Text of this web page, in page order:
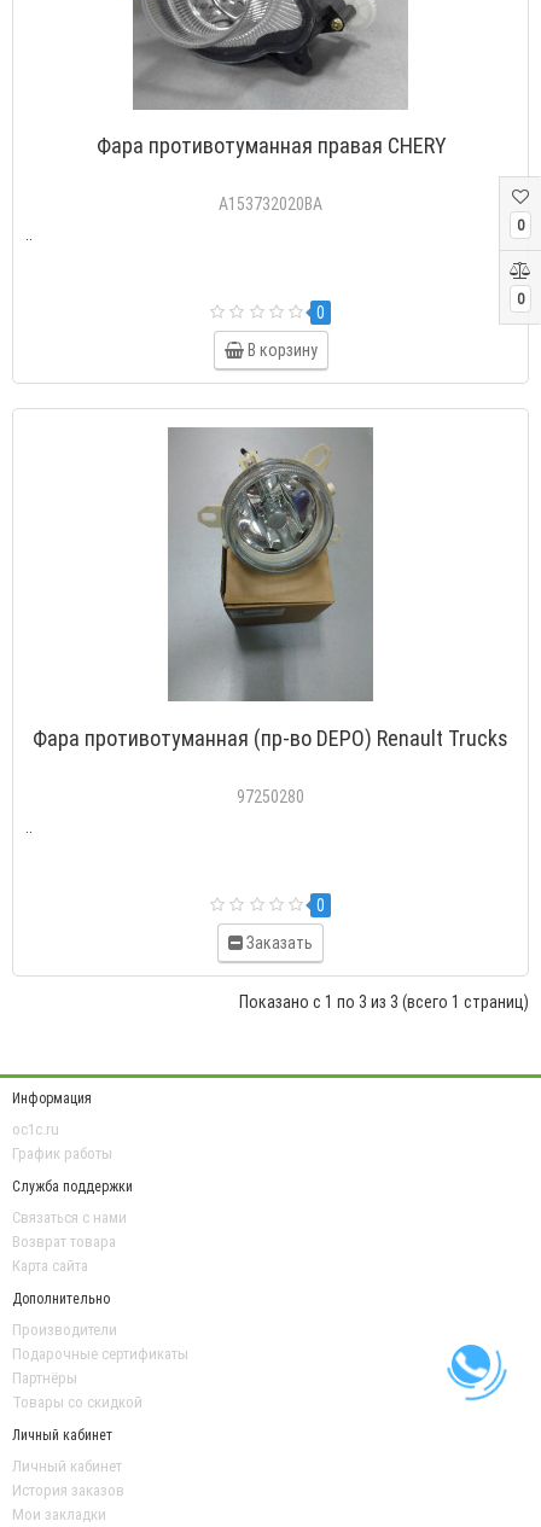
0
0
Фара противотуманная правая CHERY
A153732020BA
..
0
В корзину
Фара противотуманная (пр-во DEPO) Renault Trucks
97250280
..
0
Заказать
Показано с 1 по 3 из 3 (всего 1 страниц)
Информация
oc1c.ru
График работы
Служба поддержки
Связаться с нами
Возврат товара
Карта сайта
Дополнительно
Производители
Подарочные сертификаты
Партнёры
Товары со скидкой
Личный кабинет
Личный кабинет
История заказов
Мои закладки